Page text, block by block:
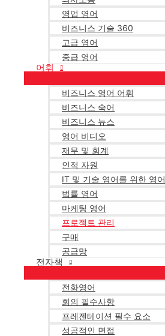
영업 영어
비즈니스 기술 360
고급 영어
중급 영어
어휘
비즈니스 영어 어휘
비즈니스 숙어
비즈니스 뉴스
영어 비디오
재무 및 회계
인적 자원
IT 및 기술 영어를 위한 영어
법률 영어
마케팅 영어
프로젝트 관리
구매
공급망
전자책
전화영어
회의 필수사항
프레젠테이션 필수 요소
성공적인 면접